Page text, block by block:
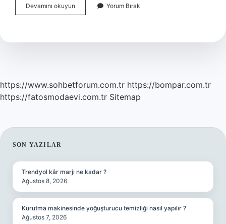
Devamını okuyun
Kefali
Yorum Bırak
https://www.sohbetforum.com.tr https://bompar.com.tr
https://fatosmodaevi.com.tr Sitemap
SIDEBAR
SON YAZILAR
Trendyol kâr marjı ne kadar ?
Ağustos 8, 2026
Kurutma makinesinde yoğuşturucu temizliği nasıl yapılır ?
Ağustos 7, 2026